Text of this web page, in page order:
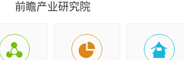
前瞻产业研究院